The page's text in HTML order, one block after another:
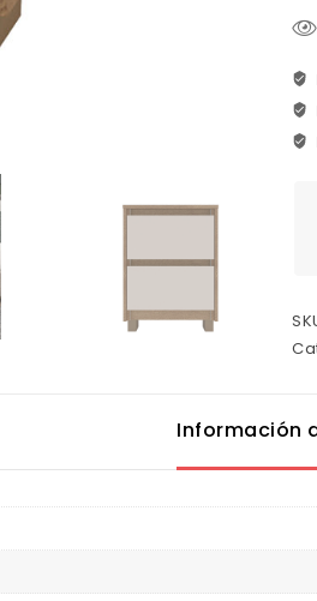
Información